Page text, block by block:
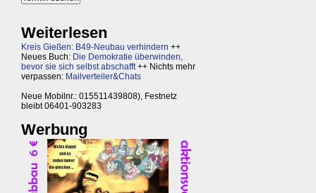
Weiterlesen
Kreis Gießen: B49-Neubau verhindern ++
Neues Buch: Die Demokratie überwinden,
bevor sie sich selbst abschafft++ Nichts mehr
verpassen: Mailverteiler&Chats
Neue Mobilnr.: 015511439808), Festnetz
bleibt 06401-903283
Werbung